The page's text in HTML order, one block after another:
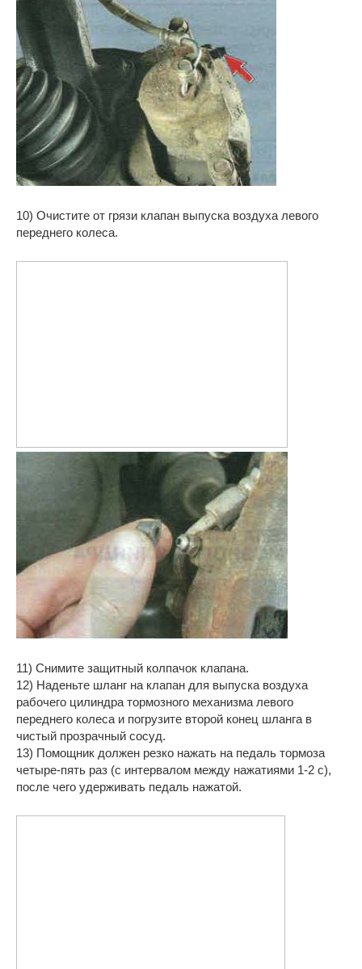
10) Очистите от грязи клапан выпуска воздуха левого
переднего колеса.
11) Снимите защитный колпачок клапана.
12) Наденьте шланг на клапан для выпуска воздуха
рабочего цилиндра тормозного механизма левого
переднего колеса и погрузите второй конец шланга в
чистый прозрачный сосуд.
13) Помощник должен резко нажать на педаль тормоза
четыре-пять раз (с интервалом между нажатиями 1-2 с),
после чего удерживать педаль нажатой.